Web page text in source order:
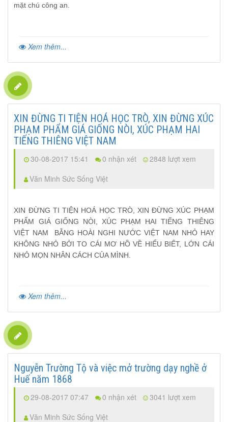
mặt chú công an.
Xem thêm...
XIN ĐỪNG TI TIỆN HOÁ HỌC TRÒ, XIN ĐỪNG XÚC
PHẠM PHẨM GIÁ GIỐNG NÒI, XÚC PHẠM HAI
TIẾNG THIÊNG VIỆT NAM
30-08-2017 15:41 0 nhận xét
2848 lượt xem
Văn Minh Sức Sống Việt
XIN ĐỪNG TI TIỆN HOÁ HỌC TRÒ, XIN ĐỪNG XÚC PHẠM
PHẨM GIÁ GIỐNG NÒI, XÚC PHẠM HAI TIẾNG THIÊNG
VIỆT NAM BẰNG HOÀI NGHI NƯỚC VIỆT NAM NHỎ HAY
KHÔNG NHỎ BỞI TO CÁI MƠ HỒ VỀ HIỂU BIẾT, LỚN CÁI
NHỎ MỌN NHÂN CÁCH CỦA MÌNH.
Xem thêm...
Nguyễn Trường Tộ và việc mở trường dạy nghề ở
Huế năm 1868
29-08-2017 07:47 0 nhận xét
3041 lượt xem
Văn Minh Sức Sống Việt